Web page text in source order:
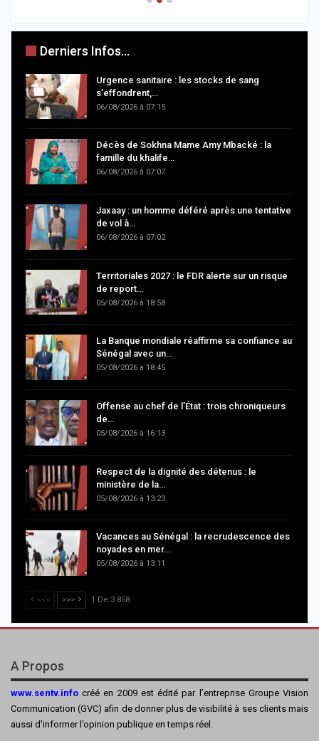
Derniers Infos...
Urgence sanitaire : les stocks de sang
s’effondrent,…
06/08/2026 à 07:15
Décès de Sokhna Mame Amy Mbacké : la
famille du khalife…
06/08/2026 à 07:07
Jaxaay : un homme déféré après une tentative
de vol à…
06/08/2026 à 07:02
Territoriales 2027 : le FDR alerte sur un risque
de report…
05/08/2026 à 18:58
La Banque mondiale réaffirme sa confiance au
Sénégal avec un…
05/08/2026 à 18:45
Offense au chef de l’État : trois chroniqueurs
de…
05/08/2026 à 16:13
Respect de la dignité des détenus : le
ministère de la…
05/08/2026 à 13:23
Vacances au Sénégal : la recrudescence des
noyades en mer…
05/08/2026 à 13:11
<<< >>> 1 De 3 858
A Propos
www.sentv.info créé en 2009 est édité par l’entreprise Groupe Vision
Communication (GVC) afin de donner plus de visibilité à ses clients mais
aussi d’informer l’opinion publique en temps réel.